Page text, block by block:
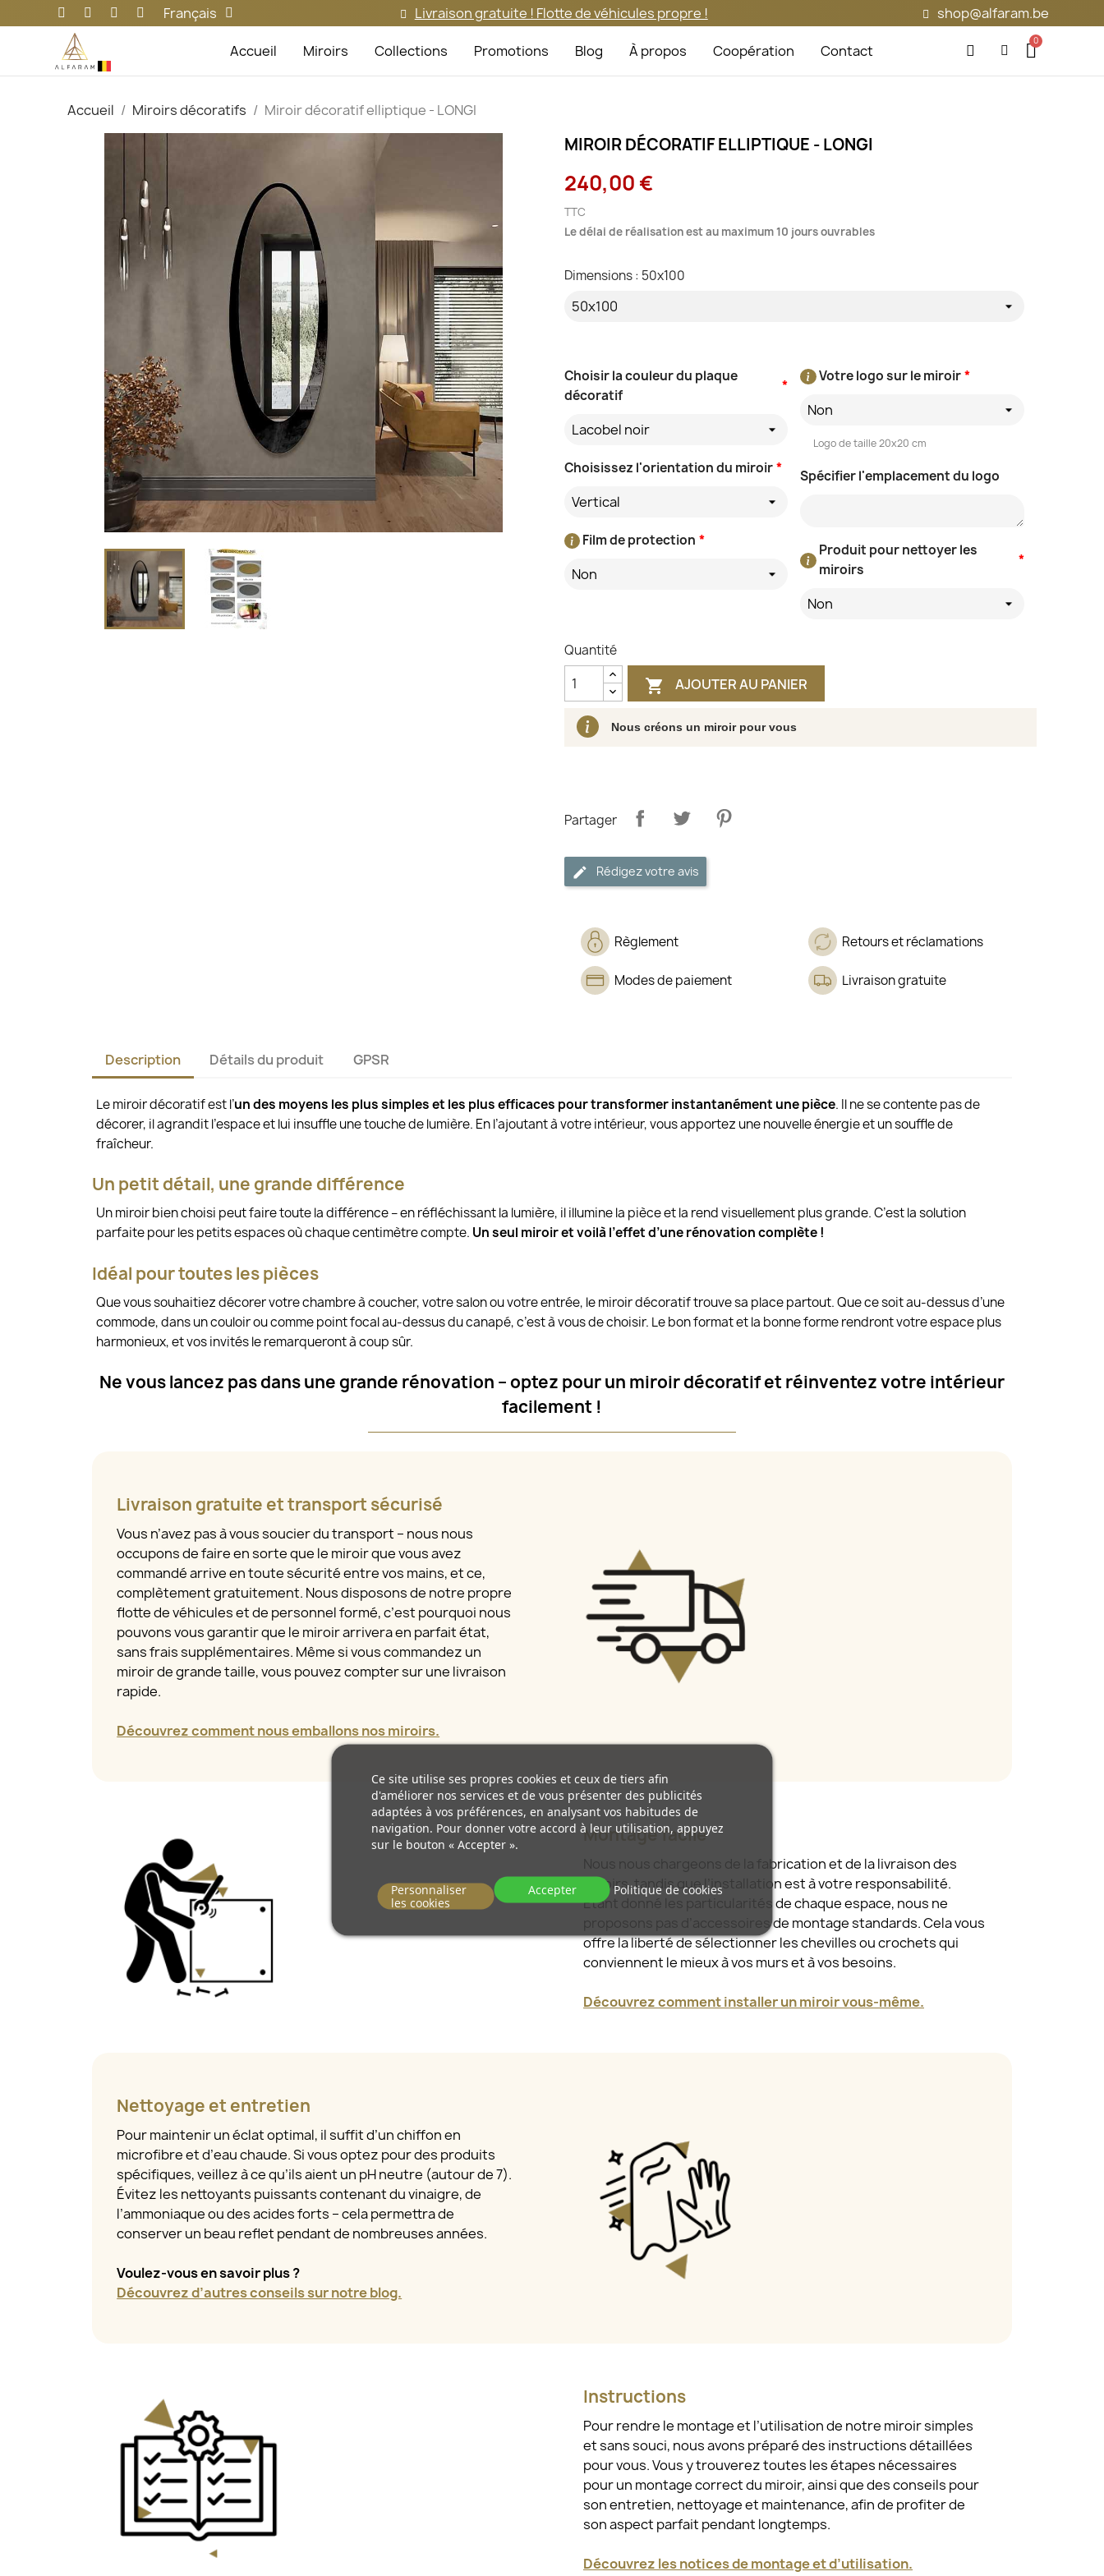
Français Livraison gratuite ! Flotte de véhicules propre ! shop@alfaram.be
Accueil Miroirs Collections Promotions Blog À propos Coopération Contact
Accueil Miroirs décoratifs Miroir décoratif elliptique - LONGI
MIROIR DÉCORATIF ELLIPTIQUE - LONGI
240,00 €
TTC
Le délai de réalisation est au maximum 10 jours ouvrables
*
Choisir la couleur du plaque
décoratif
Lacobel noir
*
Choisissez l'orientation du miroir
Vertical
*
Film de protection
Non
*
Votre logo sur le miroir
Non
Logo de taille 20x20 cm
Spécifier l'emplacement du logo
*
Produit pour nettoyer les
miroirs
Non
Dimensions : 50x100
Quantité
 AJOUTER AU PANIER
Nous créons un miroir pour vous
Partager
Rédigez votre avis
Règlement Retours et réclamations
Modes de paiement Livraison gratuite
Description Détails du produit GPSR
Le miroir décoratif est l’un des moyens les plus simples et les plus efficaces pour transformer instantanément une pièce. Il ne se contente pas de
décorer, il agrandit l’espace et lui insuffle une touche de lumière. En l’ajoutant à votre intérieur, vous apportez une nouvelle énergie et un souffle de
fraîcheur.
Un petit détail, une grande différence
Un miroir bien choisi peut faire toute la différence – en réfléchissant la lumière, il illumine la pièce et la rend visuellement plus grande. C’est la solution
parfaite pour les petits espaces où chaque centimètre compte. Un seul miroir et voilà l’effet d’une rénovation complète !
Idéal pour toutes les pièces
Que vous souhaitiez décorer votre chambre à coucher, votre salon ou votre entrée, le miroir décoratif trouve sa place partout. Que ce soit au-dessus d’une
commode, dans un couloir ou comme point focal au-dessus du canapé, c’est à vous de choisir. Le bon format et la bonne forme rendront votre espace plus
harmonieux, et vos invités le remarqueront à coup sûr.
Ne vous lancez pas dans une grande rénovation – optez pour un miroir décoratif et réinventez votre intérieur
facilement !
Livraison gratuite et transport sécurisé
Vous n’avez pas à vous soucier du transport – nous nous
occupons de faire en sorte que le miroir que vous avez
commandé arrive en toute sécurité entre vos mains, et ce,
complètement gratuitement. Nous disposons de notre propre
flotte de véhicules et de personnel formé, c’est pourquoi nous
pouvons vous garantir que le miroir arrivera en parfait état,
sans frais supplémentaires. Même si vous commandez un
miroir de grande taille, vous pouvez compter sur une livraison
rapide.
Découvrez comment nous emballons nos miroirs.
Montage facile
Nous nous chargeons de la fabrication et de la livraison des
miroirs, tandis que l’installation est à votre responsabilité.
Étant donné les particularités de chaque espace, nous ne
proposons pas d’accessoires de montage standards. Cela vous
offre la liberté de sélectionner les chevilles ou crochets qui
conviennent le mieux à vos murs et à vos besoins.
Découvrez comment installer un miroir vous-même.
Nettoyage et entretien
Pour maintenir un éclat optimal, il suffit d’un chiffon en
microfibre et d’eau chaude. Si vous optez pour des produits
spécifiques, veillez à ce qu’ils aient un pH neutre (autour de 7).
Évitez les nettoyants puissants contenant du vinaigre, de
l’ammoniaque ou des acides forts – cela permettra de
conserver un beau reflet pendant de nombreuses années.
Voulez-vous en savoir plus ?
Découvrez d’autres conseils sur notre blog.
Instructions
Pour rendre le montage et l’utilisation de notre miroir simples
et sans souci, nous avons préparé des instructions détaillées
pour vous. Vous y trouverez toutes les étapes nécessaires
pour un montage correct du miroir, ainsi que des conseils pour
son entretien, nettoyage et maintenance, afin de profiter de
son aspect parfait pendant longtemps.
Découvrez les notices de montage et d’utilisation.
Ce site utilise ses propres cookies et ceux de tiers afin
d'améliorer nos services et de vous présenter des publicités
adaptées à vos préférences, en analysant vos habitudes de
navigation. Pour donner votre accord à leur utilisation, appuyez
sur le bouton « Accepter ».
Politique de cookies
Personnaliser
les cookies
Accepter